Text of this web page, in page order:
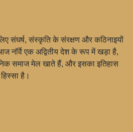
संघर्ष, संस्कृति के संरक्षण और कठिनाइयों
नॉर्वे एक अद्वितीय देश के रूप में खड़ा है,
समाज मेल खाते हैं, और इसका इतिहास
है।